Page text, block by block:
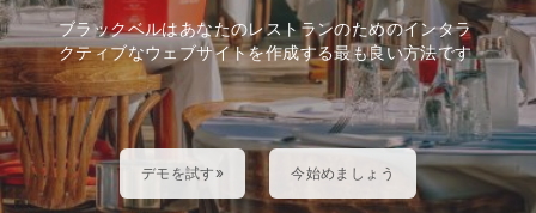
ブラックベルはあなたのレストランのためのインタラ
クティブなウェブサイトを作成する最も良い方法です
デモを試す» 今始めましょう